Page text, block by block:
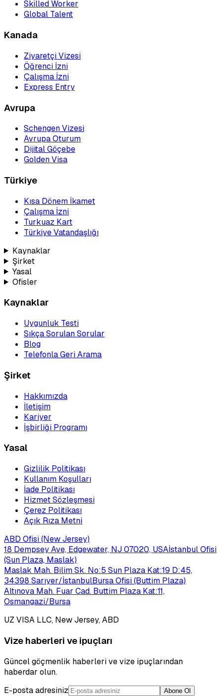
Skilled Worker
Global Talent
Kanada
Ziyaretçi Vizesi
Öğrenci İzni
Çalışma İzni
Express Entry
Avrupa
Schengen Vizesi
Avrupa Oturum
Dijital Göçebe
Golden Visa
Türkiye
Kısa Dönem İkamet
Çalışma İzni
Turkuaz Kart
Türkiye Vatandaşlığı
Kaynaklar
Şirket
Yasal
Ofisler
Kaynaklar
Uygunluk Testi
Sıkça Sorulan Sorular
Blog
Telefonla Geri Arama
Şirket
Hakkımızda
İletişim
Kariyer
İşbirliği Programı
Yasal
Gizlilik Politikası
Kullanım Koşulları
İade Politikası
Hizmet Sözleşmesi
Çerez Politikası
Açık Rıza Metni
ABD Ofisi (New Jersey)
18 Dempsey Ave, Edgewater, NJ 07020, USAİstanbul Ofisi
(Sun Plaza, Maslak)
Maslak Mah. Bilim Sk. No:5 Sun Plaza Kat:19 D:45,
34398 Sarıyer/İstanbulBursa Ofisi (Buttim Plaza)
Altınova Mah. Fuar Cad. Buttim Plaza Kat:11,
Osmangazi/Bursa
UZ VISA LLC, New Jersey, ABD
Vize haberleri ve ipuçları
Güncel göçmenlik haberleri ve vize ipuçlarından
haberdar olun.
E-posta adresiniz
Abone Ol